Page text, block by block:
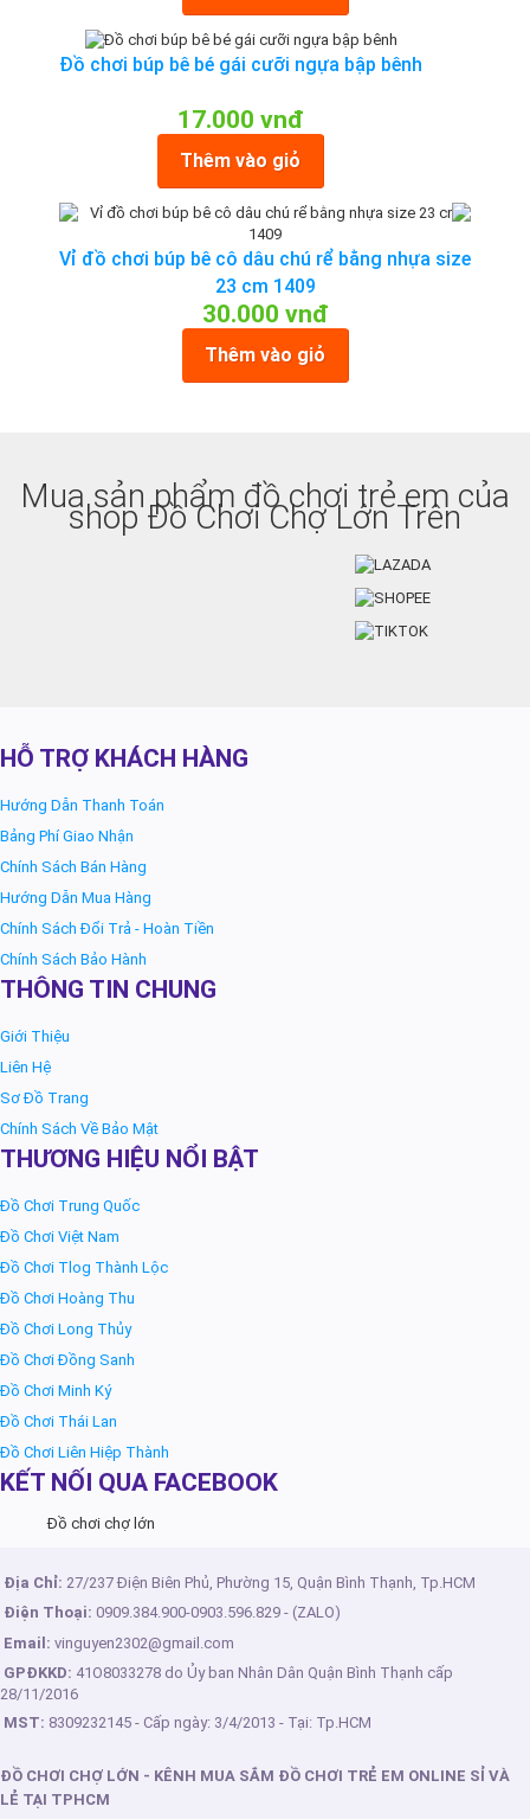
Đồ chơi búp bê bé gái cưỡi ngựa bập bênh
17.000 vnđ
Thêm vào giỏ
Vỉ đồ chơi búp bê cô dâu chú rể bằng nhựa size
23 cm 1409
30.000 vnđ
Thêm vào giỏ
Mua sản phẩm đồ chơi trẻ em của
shop Đồ Chơi Chợ Lớn Trên
HỖ TRỢ KHÁCH HÀNG
Hướng Dẫn Thanh Toán
Bảng Phí Giao Nhận
Chính Sách Bán Hàng
Hướng Dẫn Mua Hàng
Chính Sách Đổi Trả - Hoàn Tiền
Chính Sách Bảo Hành
THÔNG TIN CHUNG
Giới Thiệu
Liên Hệ
Sơ Đồ Trang
Chính Sách Về Bảo Mật
THƯƠNG HIỆU NỔI BẬT
Đồ Chơi Trung Quốc
Đồ Chơi Việt Nam
Đồ Chơi Tlog Thành Lộc
Đồ Chơi Hoàng Thu
Đồ Chơi Long Thủy
Đồ Chơi Đồng Sanh
Đồ Chơi Minh Ký
Đồ Chơi Thái Lan
Đồ Chơi Liên Hiệp Thành
KẾT NỐI QUA FACEBOOK
Đồ chơi chợ lớn
Địa Chỉ: 27/237 Điện Biên Phủ, Phường 15, Quận Bình Thạnh, Tp.HCM
Điện Thoại: 0909.384.900-0903.596.829 - (ZALO)
Email: vinguyen2302@gmail.com
GPĐKKD: 41O8033278 do Ủy ban Nhân Dân Quận Bình Thạnh cấp
28/11/2016
MST: 8309232145 - Cấp ngày: 3/4/2013 - Tại: Tp.HCM
ĐỒ CHƠI CHỢ LỚN - KÊNH MUA SẮM ĐỒ CHƠI TRẺ EM ONLINE SỈ VÀ
LẺ TẠI TPHCM